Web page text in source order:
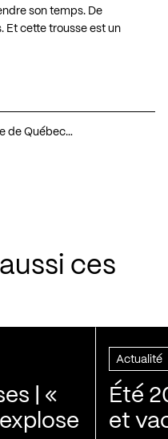
son temps. De
Et cette trousse est un
de Québec…
ces
| «
Actualité
Été
et